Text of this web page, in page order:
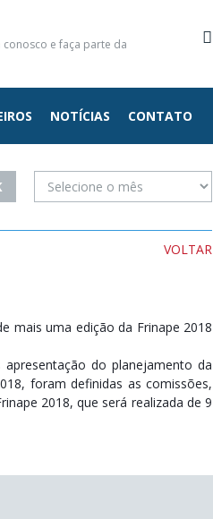
conosco e faça parte da
NOTÍCIAS CONTATO
VOLTAR
mais uma edição da Frinape 2018
do planejamento da
foram definidas as comissões,
2018, que será realizada de 9